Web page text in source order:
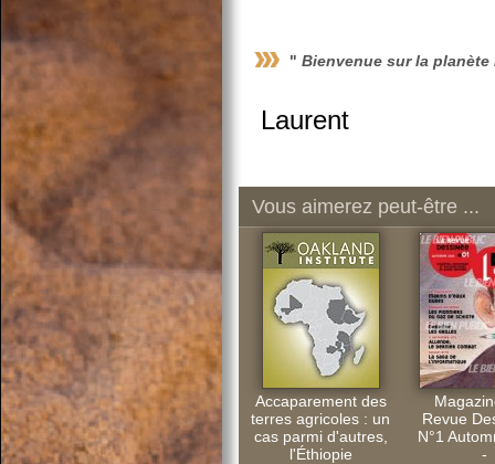
" Bienvenue sur la planète
Laurent
Vous aimerez peut-être ...
Accaparement des
terres agricoles : un
cas parmi d'autres,
l'Éthiopie
Revue
N°1
-